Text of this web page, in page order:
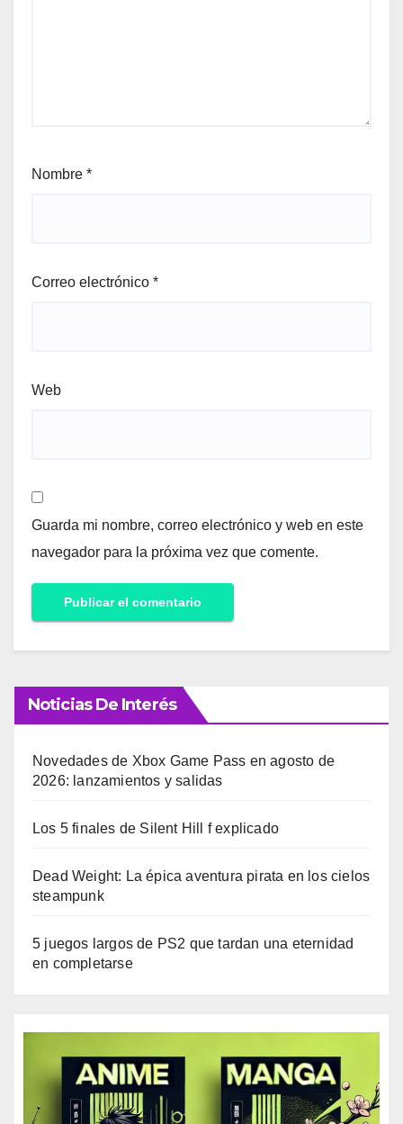
Nombre *
Correo electrónico *
Web
Guarda mi nombre, correo electrónico y web en este
navegador para la próxima vez que comente.
Noticias De Interés
Novedades de Xbox Game Pass en agosto de
2026: lanzamientos y salidas
Los 5 finales de Silent Hill f explicado
Dead Weight: La épica aventura pirata en los cielos
steampunk
5 juegos largos de PS2 que tardan una eternidad
en completarse